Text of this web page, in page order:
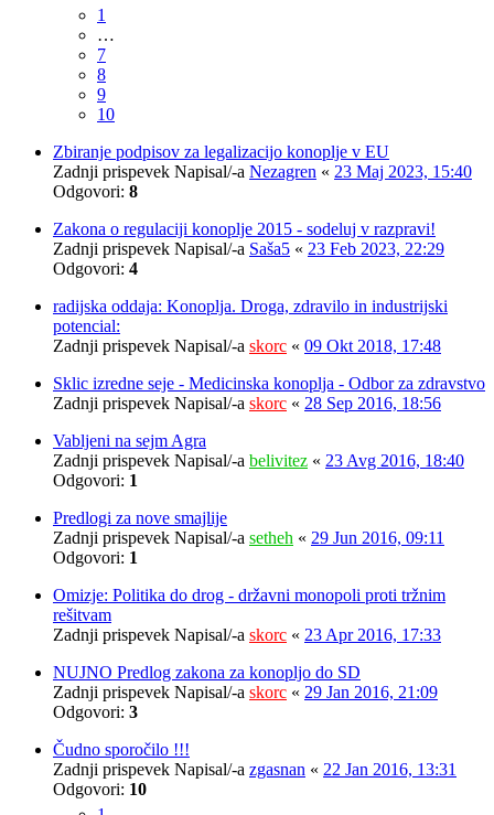
1
…
7
8
9
10
Zbiranje podpisov za legalizacijo konoplje v EU
Zadnji prispevek Napisal/-a Nezagren « 23 Maj 2023, 15:40
Odgovori: 8
Zakona o regulaciji konoplje 2015 - sodeluj v razpravi!
Zadnji prispevek Napisal/-a Saša5 « 23 Feb 2023, 22:29
Odgovori: 4
radijska oddaja: Konoplja. Droga, zdravilo in industrijski
potencial:
Zadnji prispevek Napisal/-a skorc « 09 Okt 2018, 17:48
Sklic izredne seje - Medicinska konoplja - Odbor za zdravstvo
Zadnji prispevek Napisal/-a skorc « 28 Sep 2016, 18:56
Vabljeni na sejm Agra
Zadnji prispevek Napisal/-a belivitez « 23 Avg 2016, 18:40
Odgovori: 1
Predlogi za nove smajlije
Zadnji prispevek Napisal/-a setheh « 29 Jun 2016, 09:11
Odgovori: 1
Omizje: Politika do drog - državni monopoli proti tržnim
rešitvam
Zadnji prispevek Napisal/-a skorc « 23 Apr 2016, 17:33
NUJNO Predlog zakona za konopljo do SD
Zadnji prispevek Napisal/-a skorc « 29 Jan 2016, 21:09
Odgovori: 3
Čudno sporočilo !!!
Zadnji prispevek Napisal/-a zgasnan « 22 Jan 2016, 13:31
Odgovori: 10